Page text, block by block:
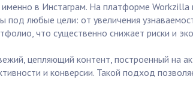
в Инстаграм. На платформе
под любые цели: от увеличения
что существенно снижает риски и
цепляющий контент, построенный на
и конверсии. Такой подход